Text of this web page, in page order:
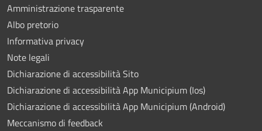
Amministrazione trasparente
Albo pretorio
Informativa privacy
Note legali
Dichiarazione di accessibilità Sito
Dichiarazione di accessibilità App Municipium (Ios)
Dichiarazione di accessibilità App Municipium (Android)
Meccanismo di feedback